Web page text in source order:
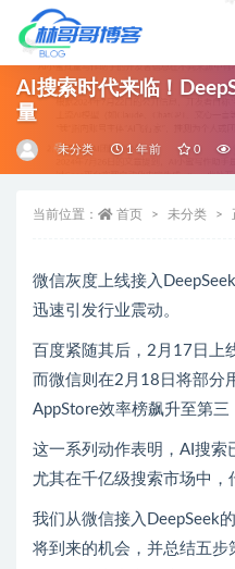
AI搜索时代来临！
量
未分类 1 年前 0
当前位置： 首页 未分类
微信灰度上线接入
迅速引发行业震动。
百度紧随其后，2月17日上
而微信则在2月18日将部分
AppStore效率榜飙升至第三
这一系列动作表明，AI搜索
尤其在千亿级搜索市场中，
我们从微信接入DeepSeek
将到来的机会，并总结五